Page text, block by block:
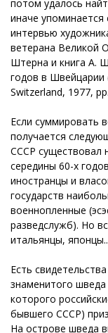
потом удалось
иначе
интервью
ветерана Великой
Штерна и книга А.
годов в Швейцарии
Switzerland, 1977,
Если суммировать
получается
СССР существовал
середины 60-х
иностранцы и
государств
военнопленные
разведслужб). Но
итальянцы,
Есть
знаменитого
которого
бывшего СССР)
На острове шведа